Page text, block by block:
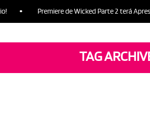
Premiere de Wicked Parte 2 terá
TAG